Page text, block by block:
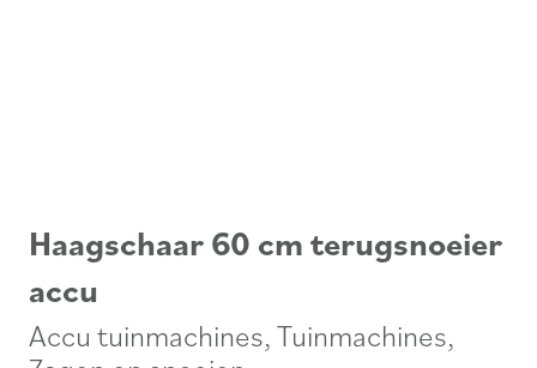
Haagschaar 60 cm terugsnoeier
accu
Accu tuinmachines,Tuinmachines,